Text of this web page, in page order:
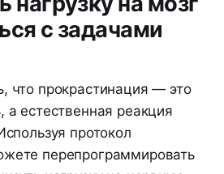
с задачами
что прокрастинация — это
а естественная реакция
протокол
перепрограммировать